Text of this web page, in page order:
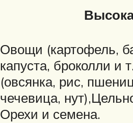
Овощи (картофель,
капуста, броколли и
(овсянка, рис,
чечевица,
Орехи и семена.